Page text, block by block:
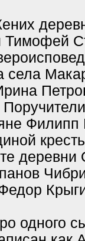
Тимофей
села
деревни
одного